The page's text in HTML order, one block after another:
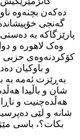
دەکەن بچنەوە
گەنجی
پارێزگاکە بە
وەک لاهورە و
کۆکردنەوەی حزبی و
و باوکیان
بەڕێزت ئەمە بە
شان و باڵیدا
هەڵدەچنیت و
شانە و لێی
بکات؟، باسی